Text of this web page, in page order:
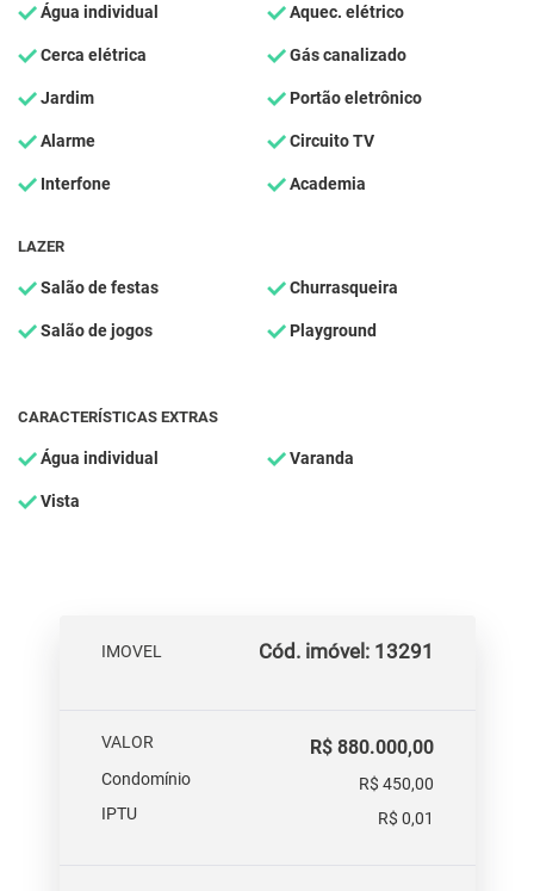
Água individual Aquec. elétrico
Cerca elétrica Gás canalizado
Jardim Portão eletrônico
Alarme Circuito TV
Interfone Academia
LAZER
Salão de festas Churrasqueira
Salão de jogos Playground
CARACTERÍSTICAS EXTRAS
Água individual Varanda
Vista
IMOVEL Cód. imóvel: 13291
VALOR R$ 880.000,00
Condomínio
R$ 450,00
IPTU
R$ 0,01